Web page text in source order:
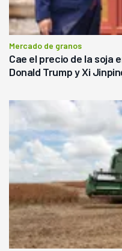
Mercado de granos
Cae el precio de la soja
Donald Trump y Xi